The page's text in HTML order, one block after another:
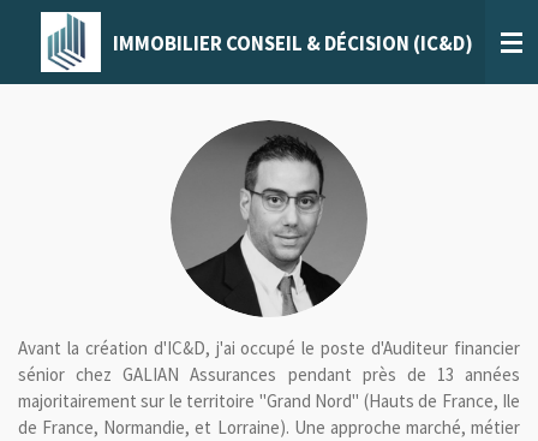
Passer
contenu
IMMOBILIERCONSEIL & DÉCISION (IC&D)
Avant la création d'IC&D, j'ai occupé le poste d'Auditeur financier
sénior chez GALIAN Assurances pendant près de 13 années
majoritairement sur le territoire "Grand Nord" (Hauts de France, Ile
de France, Normandie, et Lorraine). Une approche marché, métier